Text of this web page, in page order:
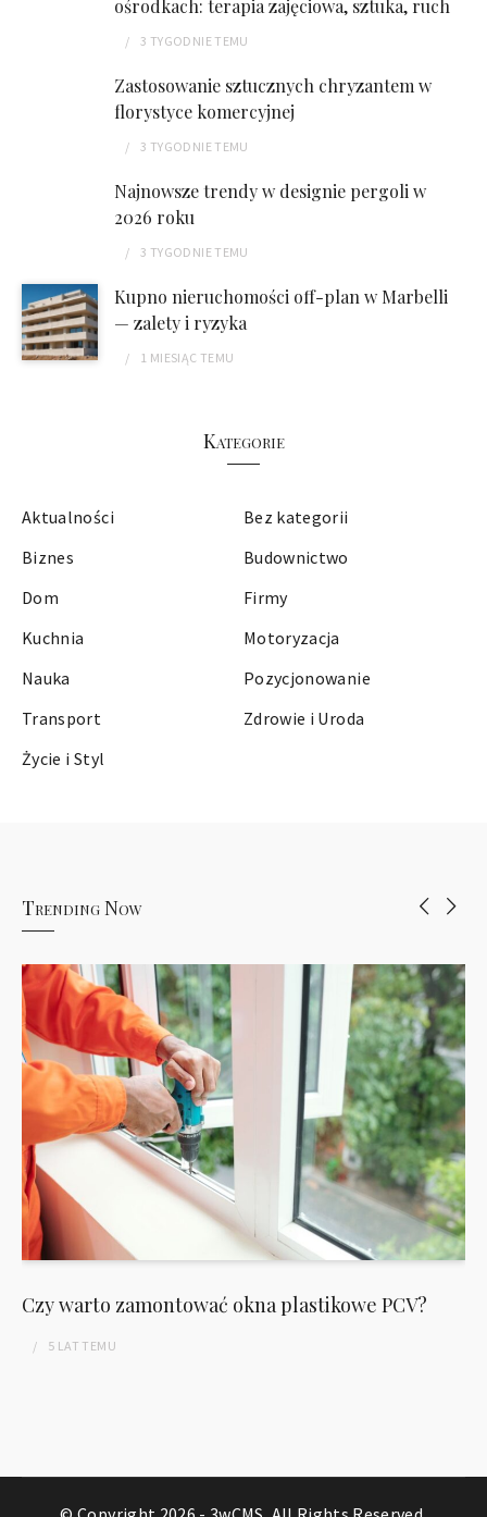
ośrodkach: terapia zajęciowa, sztuka, ruch
3 TYGODNIE TEMU
Zastosowanie sztucznych chryzantem w
florystyce komercyjnej
3 TYGODNIE TEMU
Najnowsze trendy w designie pergoli w
2026 roku
3 TYGODNIE TEMU
Kupno nieruchomości off-plan w Marbelli
— zalety i ryzyka
1 MIESIĄC TEMU
Kategorie
Aktualności
Bez kategorii
Biznes
Budownictwo
Dom
Firmy
Kuchnia
Motoryzacja
Nauka
Pozycjonowanie
Transport
Zdrowie i Uroda
Życie i Styl
Trending Now
Czy warto zamontować okna plastikowe PCV?
5 LAT TEMU